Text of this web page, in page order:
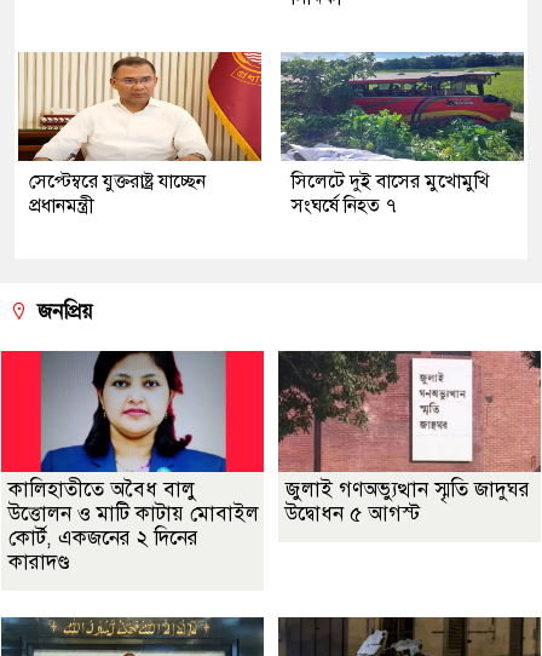
সেপ্টেম্বরে যুক্তরাষ্ট্র যাচ্ছেন
প্রধানমন্ত্রী
সিলেটে দুই বাসের মুখোমুখি
সংঘর্ষে নিহত ৭
জনপ্রিয়
কালিহাতীতে অবৈধ বালু
উত্তোলন ও মাটি কাটায় মোবাইল
কোর্ট, একজনের ২ দিনের
কারাদণ্ড
জুলাই গণঅভ্যুত্থান স্মৃতি জাদুঘর
উদ্বোধন ৫ আগস্ট